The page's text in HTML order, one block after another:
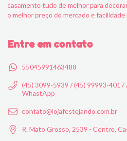
casamento tudo de melhor para
o melhor preço do mercado e
Entre em contato
55045991463488
(45) 3099-5939 / (45) 99993-4017
WhastApp
contato@lojafestejando.com.br
R. Mato Grosso, 2539 - Centro,